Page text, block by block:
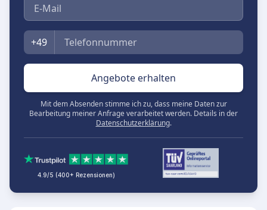
E-Mail
Telefon
+49
Angebote erhalten
Mit dem Absenden stimme ich zu, dass meine Daten zur
Bearbeitung meiner Anfrage verarbeitet werden. Details in der
Datenschutzerklärung.
4.9/5 (400+ Rezensionen)